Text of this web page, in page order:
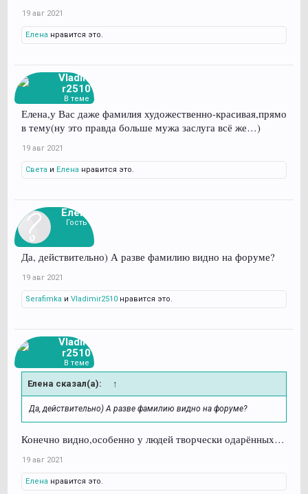
19 авг 2021
Елена нравится это.
Vladimi
r2510
В теме
Елена,у Вас даже фамилия художественно-красивая,прямо
в тему(ну это правда больше мужа заслуга всё же…)
19 авг 2021
Света и Елена нравится это.
Елена
Гость
Да, действительно) А разве фамилию видно на форуме?
19 авг 2021
Serafimka и Vladimir2510 нравится это.
Vladimi
r2510
В теме
Елена сказал(а): ↑
Да, действительно) А разве фамилию видно на форуме?
Конечно видно,особенно у людей творчески одарённых…
19 авг 2021
Елена нравится это.